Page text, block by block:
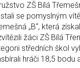
ZŠ Bílá
se pomyslným
„B“, která
žáci ZŠ Bílá
středních škol
hráči 18,5 bodu